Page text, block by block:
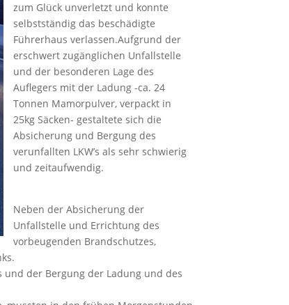
zum Glück unverletzt und konnte
selbstständig das beschädigte
Führerhaus verlassen.Aufgrund der
erschwert zugänglichen Unfallstelle
und der besonderen Lage des
Auflegers mit der Ladung -ca. 24
Tonnen Mamorpulver, verpackt in
25kg Säcken- gestaltete sich die
Absicherung und Bergung des
verunfallten LKW’s als sehr schwierig
und zeitaufwendig.
Neben der Absicherung der
Unfallstelle und Errichtung des
vorbeugenden Brandschutzes,
der Bergung der Ladung und des